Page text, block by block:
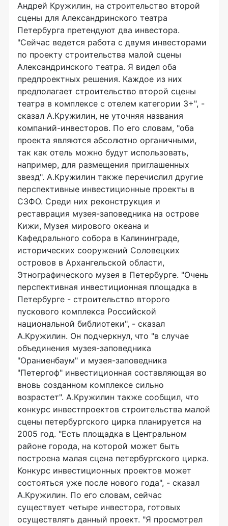
Андрей Кружилин, на строительство второй
сцены для Александринского театра
Петербурга претендуют два инвестора.
"Сейчас ведется работа с двумя инвесторами
по проекту строительства малой сцены
Александринского театра. Я видел оба
предпроектных решения. Каждое из них
предполагает строительство второй сцены
театра в комплексе с отелем категории 3+", -
сказал А.Кружилин, не уточняя названия
компаний-инвесторов. По его словам, "оба
проекта являются абсолютно органичными,
так как отель можно будут использовать,
например, для размещения приглашенных
звезд". А.Кружилин также перечислил другие
перспективные инвестиционные проекты в
СЗФО. Среди них реконструкция и
реставрация музея-заповедника на острове
Кижи, Музея мирового океана и
Кафедрального собора в Калининграде,
исторических сооружений Соловецких
островов в Архангельской области,
Этнографического музея в Петербурге. "Очень
перспективная инвестиционная площадка в
Петербурге - строительство второго
пускового комплекса Российской
национальной библиотеки", - сказал
А.Кружилин. Он подчеркнул, что "в случае
объединения музея-заповедника
"Ораниенбаум" и музея-заповедника
"Петергоф" инвестиционная составляющая во
вновь созданном комплексе сильно
возрастет". А.Кружилин также сообщил, что
конкурс инвестпроектов строительства малой
сцены петербургского цирка планируется на
2005 год. "Есть площадка в Центральном
районе города, на которой может быть
построена малая сцена петербургского цирка.
Конкурс инвестиционных проектов может
состояться уже после нового года", - сказал
А.Кружилин. По его словам, сейчас
существует четыре инвестора, готовых
осуществлять данный проект. "Я просмотрел